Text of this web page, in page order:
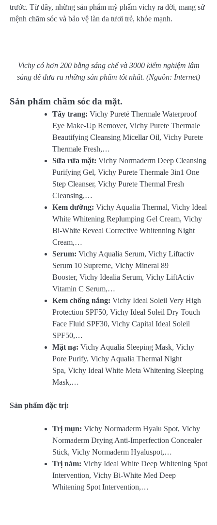
trước. Từ đây, những sản phẩm mỹ phẩm vichy ra đời, mang sứ
mệnh chăm sóc và bảo vệ làn da tươi trẻ, khỏe mạnh.
Vichy có hơn 200 bằng sáng chế và 3000 kiểm nghiệm lâm
sàng để đưa ra những sản phẩm tốt nhất. (Nguồn: Internet)
Sản phẩm chăm sóc da mặt.
Tẩy trang: Vichy Pureté Thermale Waterproof
Eye Make-Up Remover, Vichy Purete Thermale
Beautifying Cleansing Micellar Oil, Vichy Purete
Thermale Fresh,…
Sữa rửa mặt: Vichy Normaderm Deep Cleansing
Purifying Gel, Vichy Purete Thermale 3in1 One
Step Cleanser, Vichy Purete Thermal Fresh
Cleansing,…
Kem dưỡng: Vichy Aqualia Thermal, Vichy Ideal
White Whitening Replumping Gel Cream, Vichy
Bi-White Reveal Corrective Whitenning Night
Cream,…
Serum: Vichy Aqualia Serum, Vichy Liftactiv
Serum 10 Supreme, Vichy Mineral 89
Booster, Vichy Idealia Serum, Vichy LiftActiv
Vitamin C Serum,…
Kem chống nắng: Vichy Ideal Soleil Very High
Protection SPF50, Vichy Ideal Soleil Dry Touch
Face Fluid SPF30, Vichy Capital Ideal Soleil
SPF50,…
Mặt nạ: Vichy Aqualia Sleeping Mask, Vichy
Pore Purify, Vichy Aqualia Thermal Night
Spa, Vichy Ideal White Meta Whitening Sleeping
Mask,…
Sản phẩm đặc trị:
Trị mụn: Vichy Normaderm Hyalu Spot, Vichy
Normaderm Drying Anti-Imperfection Concealer
Stick, Vichy Normaderm Hyaluspot,…
Trị nám: Vichy Ideal White Deep Whitening Spot
Intervention, Vichy Bi-White Med Deep
Whitening Spot Intervention,…